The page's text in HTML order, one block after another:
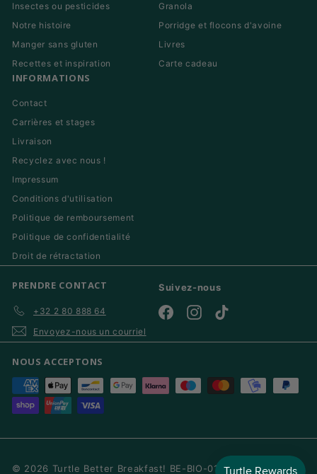
Insectes ou pesticides
Notre histoire
Manger sans gluten
Recettes et inspiration
Granola
Porridge et flocons d'avoine
Livres
Carte cadeau
INFORMATIONS
Contact
Carrières et stages
Livraison
Recyclez avec nous !
Impressum
Conditions d'utilisation
Politique de remboursement
Politique de confidentialité
Droit de rétractation
PRENDRE CONTACT
+32 2 80 888 64
Envoyez-nous un courriel
Suivez-nous
FacebookInstagram
NOUS ACCEPTONS
© 2026 Turtle Better Breakfast! BE-BIO-01